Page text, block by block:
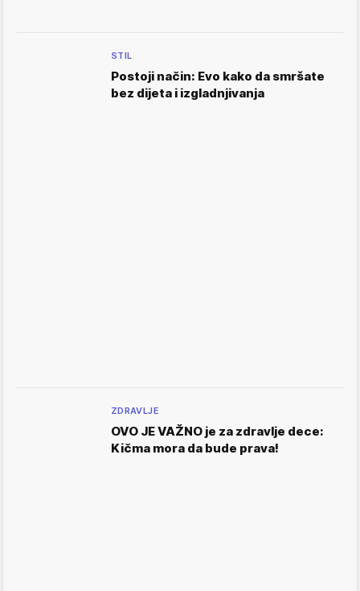
STIL
Postoji način: Evo kako da smršate
bez dijeta i izgladnjivanja
ZDRAVLJE
OVO JE VAŽNO je za zdravlje dece:
Kičma mora da bude prava!